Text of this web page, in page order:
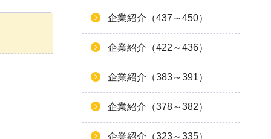
企業紹介（437～450）
企業紹介（422～436）
企業紹介（383～391）
企業紹介（378～382）
企業紹介（323～335）